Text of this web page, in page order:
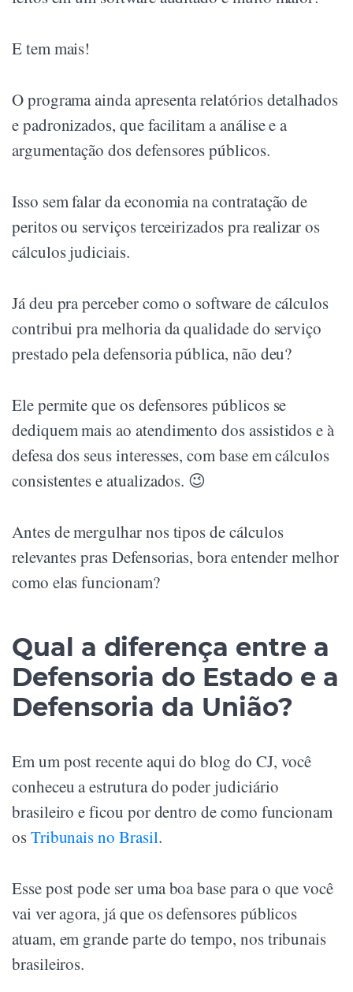
E tem mais!
O programa ainda apresenta relatórios detalhados
e padronizados, que facilitam a análise e a
argumentação dos defensores públicos.
Isso sem falar da economia na contratação de
peritos ou serviços terceirizados pra realizar os
cálculos judiciais.
Já deu pra perceber como o software de cálculos
contribui pra melhoria da qualidade do serviço
prestado pela defensoria pública, não deu?
Ele permite que os defensores públicos se
dediquem mais ao atendimento dos assistidos e à
defesa dos seus interesses, com base em cálculos
consistentes e atualizados. 😉
Antes de mergulhar nos tipos de cálculos
relevantes pras Defensorias, bora entender melhor
como elas funcionam?
Qual a diferença entre a
Defensoria do Estado e a
Defensoria da União?
Em um post recente aqui do blog do CJ, você
conheceu a estrutura do poder judiciário
brasileiro e ficou por dentro de como funcionam
osTribunais no Brasil.
Esse post pode ser uma boa base para o que você
vai ver agora, já que os defensores públicos
atuam, em grande parte do tempo, nos tribunais
brasileiros.